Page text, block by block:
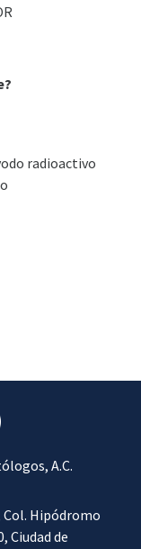
radioactivo
A.C.
Col. Hipódromo
Ciudad de